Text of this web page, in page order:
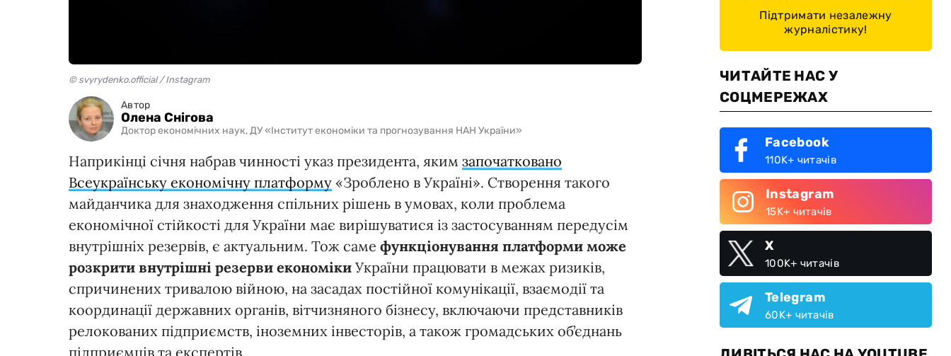
© svyrydenko.official / Instagram
Автор
Олена Снігова
Доктор економічних наук, ДУ «Інститут економіки та прогнозування НАН України»
Наприкінці січня набрав чинності указ президента, яким започатковано
Всеукраїнську економічну платформу «Зроблено в Україні». Створення такого
майданчика для знаходження спільних рішень в умовах, коли проблема
економічної стійкості для України має вирішуватися із застосуванням передусім
внутрішніх резервів, є актуальним. Тож саме функціонування платформи може
розкрити внутрішні резерви економіки України працювати в межах ризиків,
спричинених тривалою війною, на засадах постійної комунікації, взаємодії та
координації державних органів, вітчизняного бізнесу, включаючи представників
релокованих підприємств, іноземних інвесторів, а також громадських об’єднань
підприємців та експертів.
Підтримати незалежну
журналістику!
ЧИТАЙТЕ НАС У
СОЦМЕРЕЖАХ
Facebook
110K+ читачів
Instagram
15K+ читачів
X
100K+ читачів
Telegram
60K+ читачів